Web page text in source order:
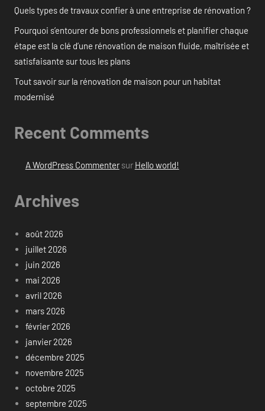
Quels types de travaux confier à une entreprise de rénovation ?
Pourquoi s’entourer de bons professionnels et planifier chaque
étape est la clé d’une rénovation de maison fluide, maîtrisée et
satisfaisante sur tous les plans
Tout savoir sur la rénovation de maison pour un habitat
modernisé
Recent Comments
A WordPress Commentersur Hello world!
Archives
août 2026
juillet 2026
juin 2026
mai 2026
avril 2026
mars 2026
février 2026
janvier 2026
décembre 2025
novembre 2025
octobre 2025
septembre 2025